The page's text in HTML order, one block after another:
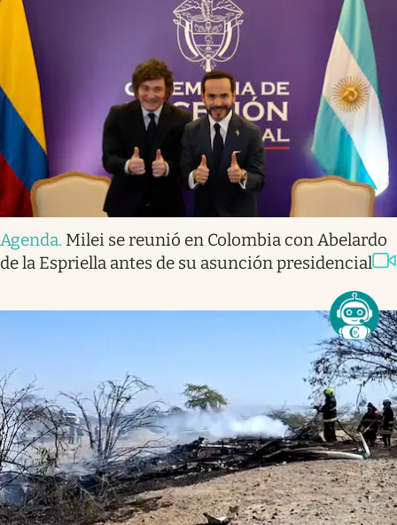
Agenda. Milei se reunió en Colombia con Abelardo
de la Espriella antes de su asunción presidencial